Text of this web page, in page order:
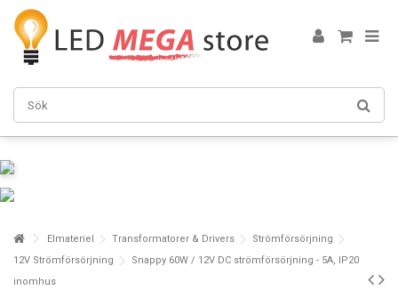
Elmateriel Transformatorer & Drivers
Strömförsörjning
12V Strömförsörjning
Snappy 60W / 12V DC strömförsörjning - 5A, IP20
inomhus